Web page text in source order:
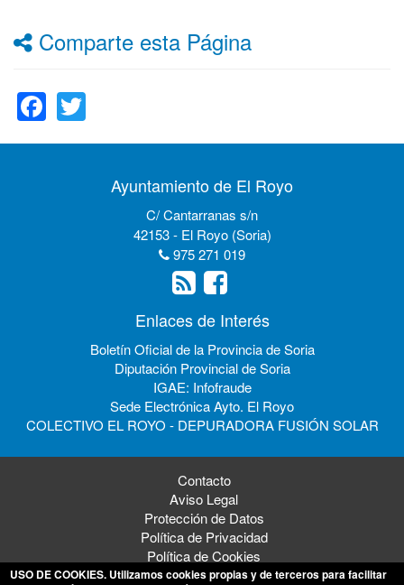
Comparte esta Página
Facebook
Ayuntamiento de El Royo
C/ Cantarranas s/n
42153 - El Royo (Soria)
975 271 019
Enlaces de Interés
Boletín Oficial de la Provincia de Soria
Diputación Provincial de Soria
IGAE: Infofraude
Sede Electrónica Ayto. El Royo
COLECTIVO EL ROYO - DEPURADORA FUSIÓN SOLAR
Contacto
Aviso Legal
Protección de Datos
Política de Privacidad
Política de Cookies
USO DE COOKIES. Utilizamos cookies propias y de terceros para facilitar